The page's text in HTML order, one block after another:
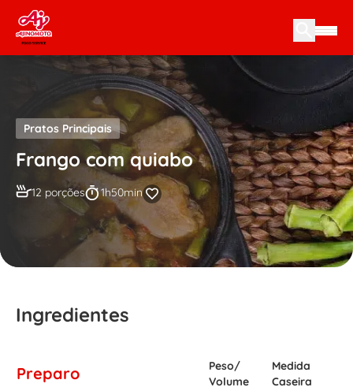
Skip to content
Pratos Principais
Frango com quiabo
12 porções 1h50min
Ingredientes
Preparo
Peso/
Volume
Medida
Caseira